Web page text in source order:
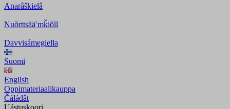
Anarâškielâ
Nuõrttsääʹmǩiõll
Davvisámegiella
Suomi
English
Oppimateriaalikauppa
Čáládât
Uástuskoori